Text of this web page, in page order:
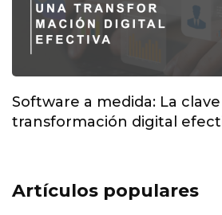
Software a medida: La
transformación digital
Artículos populares